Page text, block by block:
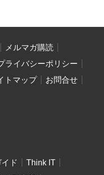
メルマガ購読
ライバシーポリシー
トマップ
お問合せ
ド
Think IT